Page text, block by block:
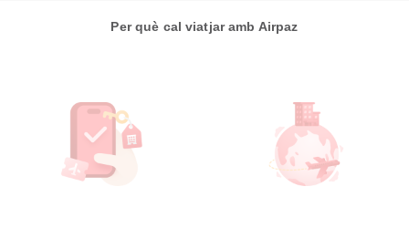
Per què cal viatjar amb Airpaz